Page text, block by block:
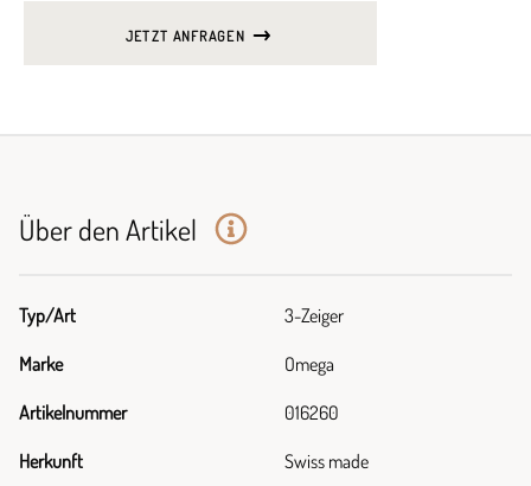
JETZT ANFRAGEN
Über den Artikel
Typ/Art 3-Zeiger
Marke Omega
Artikelnummer 016260
Herkunft Swiss made